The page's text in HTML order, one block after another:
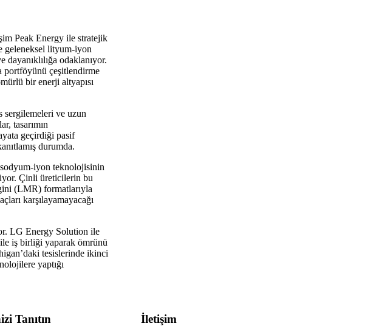
Peak Energy ile stratejik
geleneksel lityum-iyon
odaklanıyor.
portföyünü çeşitlendirme
bir enerji altyapısı
sergilemeleri ve uzun
tasarımın
geçirdiği pasif
durumda.
iyon teknolojisinin
Çinli üreticilerin bu
(LMR) formatlarıyla
karşılayamayacağı
LG Energy Solution ile
iş birliği yaparak ömrünü
tesislerinde ikinci
yaptığı
Tanıtın İletişim